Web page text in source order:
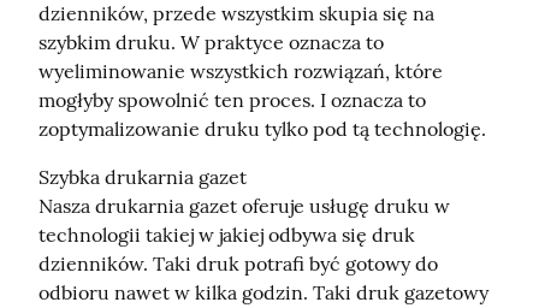
dzienników, przede wszystkim skupia się na
szybkim druku. W praktyce oznacza to
wyeliminowanie wszystkich rozwiązań, które
mogłyby spowolnić ten proces. I oznacza to
zoptymalizowanie druku tylko pod tą technologię.
Szybka drukarnia gazet
Nasza drukarnia gazet oferuje usługę druku w
technologii takiej w jakiej odbywa się druk
dzienników. Taki druk potrafi być gotowy do
odbioru nawet w kilka godzin. Taki druk gazetowy